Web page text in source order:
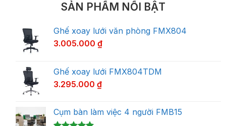
SẢN PHẨM NỔI BẬT
Ghế xoay lưới văn phòng FMX804
3.005.000 ₫
Ghế xoay lưới FMX804TDM
3.295.000 ₫
Cụm bàn làm việc 4 người FMB15